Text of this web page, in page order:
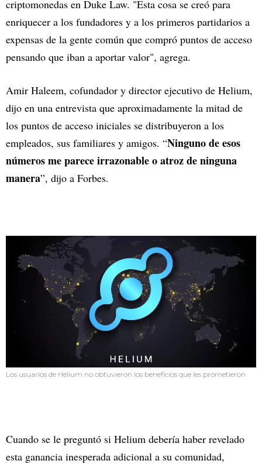
criptomonedas en Duke Law. "Esta cosa se creó para
enriquecer a los fundadores y a los primeros partidarios a
expensas de la gente común que compró puntos de acceso
pensando que iban a aportar valor", agrega.
Amir Haleem, cofundador y director ejecutivo de Helium,
dijo en una entrevista que aproximadamente la mitad de
los puntos de acceso iniciales se distribuyeron a los
empleados, sus familiares y amigos. “Ninguno de esos
números me parece irrazonable o atroz de ninguna
manera”, dijo a Forbes.
Los usuarios de Helium no obtuvieron los beneficios que les prometieron
Cuando se le preguntó si Helium debería haber revelado
esta ganancia inesperada adicional a su comunidad,